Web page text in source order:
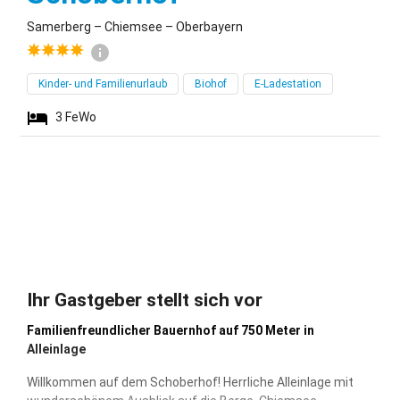
Samerberg – Chiemsee – Oberbayern
Kinder- und Familienurlaub Biohof E-Ladestation
3 FeWo
Ihr Gastgeber stellt sich vor
Familienfreundlicher Bauernhof auf 750 Meter in
Alleinlage
Willkommen auf dem Schoberhof! Herrliche Alleinlage mit